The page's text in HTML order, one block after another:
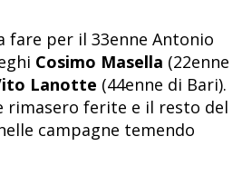
fare per il 33enne Antonio
Cosimo Masella (22enne
Lanotte (44enne di Bari).
rimasero ferite e il resto del
campagne temendo